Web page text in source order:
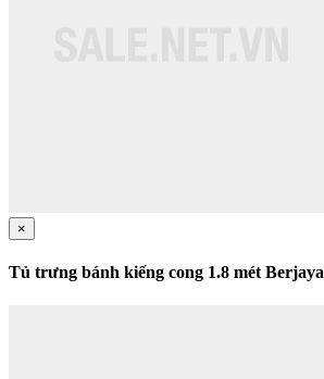
×
Tủ trưng bánh kiếng cong 1.8 mét Berjaya